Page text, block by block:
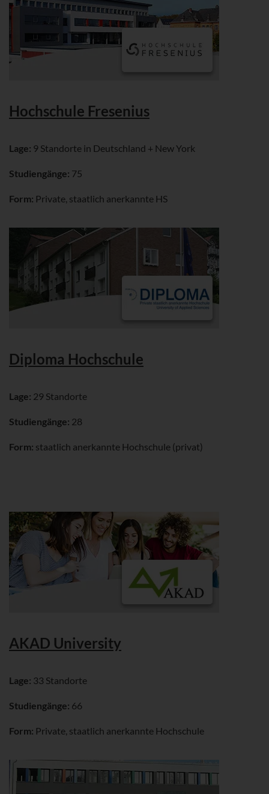
Hochschule Fresenius
Lage: 9 Standorte in Deutschland + New York
Studiengänge: 75
Form: Private, staatlich anerkannte HS
Diploma Hochschule
Lage: 29 Standorte
Studiengänge: 28
Form: staatlich anerkannte Hochschule (privat)
AKAD University
Lage: 33 Standorte
Studiengänge: 66
Form: Private, staatlich anerkannte Hochschule